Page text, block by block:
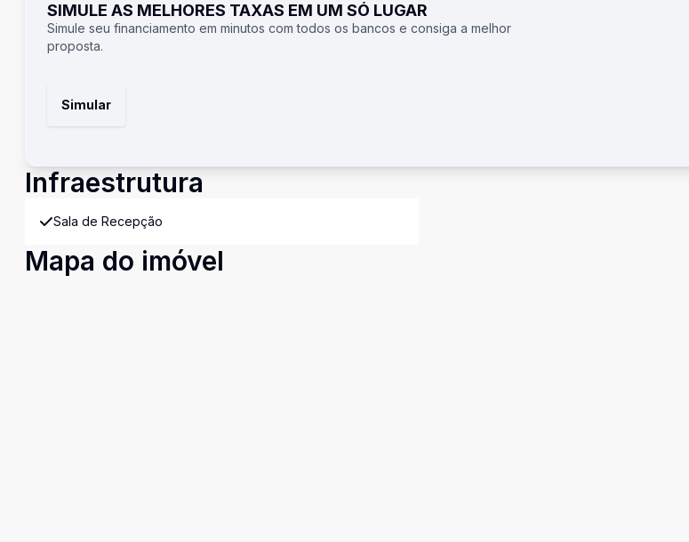
SIMULE AS MELHORES TAXAS EM UM SÓ LUGAR
Simule seu financiamento em minutos com todos os bancos e consiga a melhor
proposta.
Simular
Infraestrutura
Sala de Recepção
Mapa do imóvel